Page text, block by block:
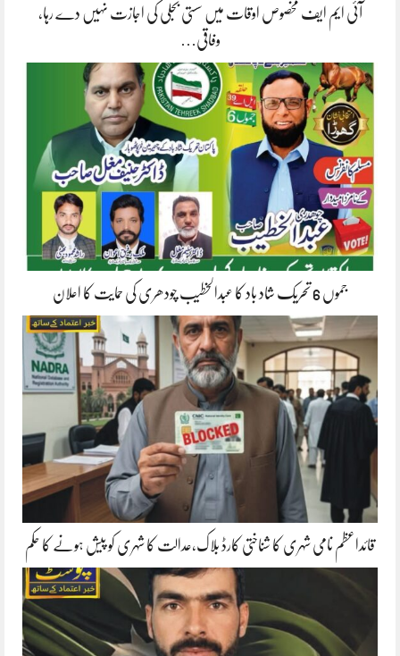
آئی ایم ایف مخصوص اوقات میں سستی بجلی کی اجازت نہیں دے رہا،
وفاقی…
جموں 6 تحریک شاد باد کا عبدالخطیب چودھری کی حمایت کا اعلان
قائداعظم نامی شہری کا شناختی کارڈ بلاک،عدالت کا شہری کو پیش ہونے کا حکم